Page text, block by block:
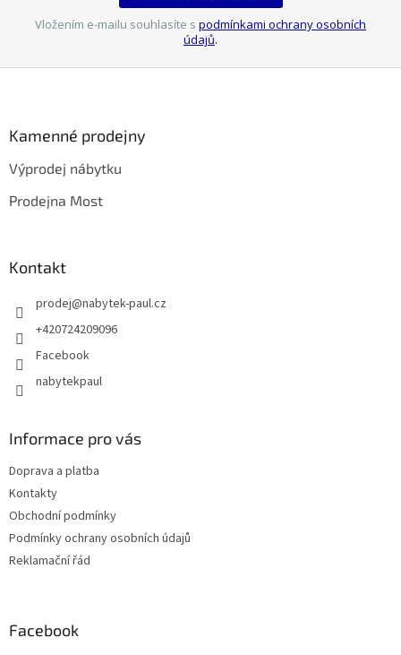
Vložením e-mailu souhlasíte s podmínkami ochrany osobních
údajů.
Kamenné prodejny
Výprodej nábytku
Prodejna Most
Kontakt
prodej@nabytek-paul.cz
+420724209096
Facebook
nabytekpaul
Informace pro vás
Doprava a platba
Kontakty
Obchodní podmínky
Podmínky ochrany osobních údajů
Reklamační řád
Facebook